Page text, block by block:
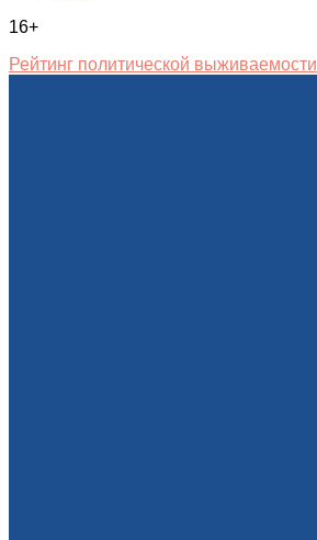
16+
Рейтинг политической выживаемости